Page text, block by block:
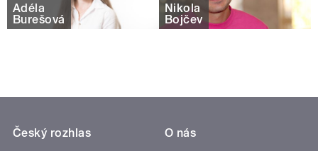
Adéla
Burešová
Nikola
Bojčev
Český rozhlas
O nás